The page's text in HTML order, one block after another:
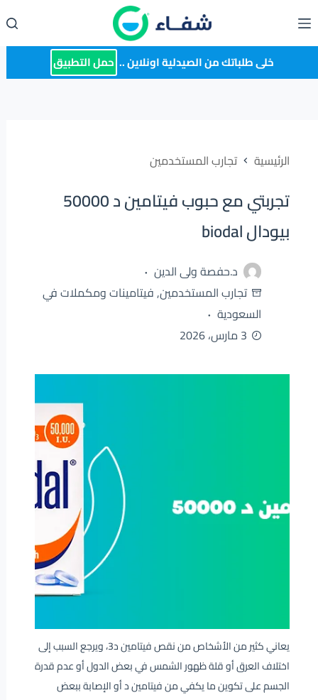
إلى
المحتوى خلى طلباتك من الصيدلية اونلاين .. حمل التطبيق
الرئيسية تجارب المستخدمين
تجربتي مع حبوب فيتامين د 50000
بيودال biodal
د.حفصة ولى الدين
تجارب المستخدمين,فيتامينات ومكملات في
السعودية
3 مارس، 2026
يعاني كثير من الأشخاص من نقص فيتامين د3، ويرجع السبب إلى
اختلاف العرق أو قلة ظهور الشمس في بعض الدول أو عدم قدرة
الجسم على تكوين ما يكفي من فيتامين د أو الإصابة ببعض